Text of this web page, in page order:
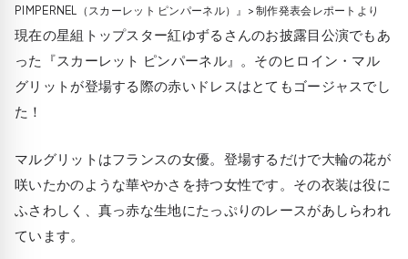
PIMPERNEL（スカーレット ピンパーネル）』> 制作発表会レポートより
現在の星組トップスター紅ゆずるさんのお披露目公演でもあ
った『スカーレット ピンパーネル』。そのヒロイン・マル
グリットが登場する際の赤いドレスはとてもゴージャスでし
た！
マルグリットはフランスの女優。登場するだけで大輪の花が
咲いたかのような華やかさを持つ女性です。その衣装は役に
ふさわしく、真っ赤な生地にたっぷりのレースがあしらわれ
ています。